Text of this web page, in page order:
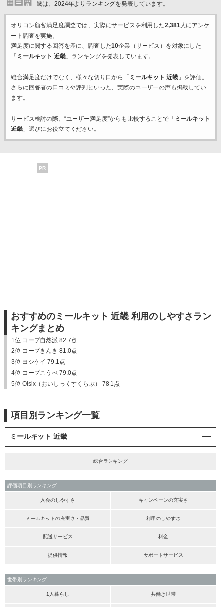
畿は、2024年よりランキングを発表しています。
オリコン顧客満足度調査では、実際にサービスを利用した2,381人にアンケ
ート調査を実施。
満足度に関する回答を基に、調査した10企業（サービス）を対象にした
「 ミールキット 近畿」ランキングを発表しています。
総合満足度だけでなく、様々な切り口から「 ミールキット 近畿」を評価。
さらに回答者の口コミや評判といった、実際のユーザーの声も掲載してい
ます。
サービス検討の際、“ユーザー満足度”からも比較することで「 ミールキット
近畿」選びにお役立てください。
PR
おすすめのミールキット 近畿 利用のしやすさラン
キングまとめ
1位 コープ自然派 82.7点
2位 コープきんき 81.0点
3位 ヨシケイ 79.1点
4位 コープこうべ 79.0点
5位 Oisix（おいしっくすくらぶ） 78.1点
項目別ランキング一覧
ミールキット 近畿
総合ランキング
評価項目別ランキング
入会のしやすさ キャンペーンの充実さ
ミールキットの充実さ・品質 利用のしやすさ
配送サービス 料金
提供情報 サポートサービス
世帯別ランキング
1人暮らし 共働き世帯